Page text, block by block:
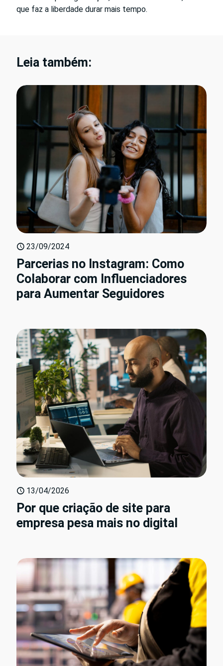
que faz a liberdade durar mais tempo.
Leia também:
23/09/2024
Parcerias no Instagram: Como
Colaborar com Influenciadores
para Aumentar Seguidores
13/04/2026
Por que criação de site para
empresa pesa mais no digital